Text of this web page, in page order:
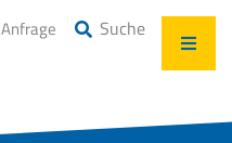
Anfrage Suche